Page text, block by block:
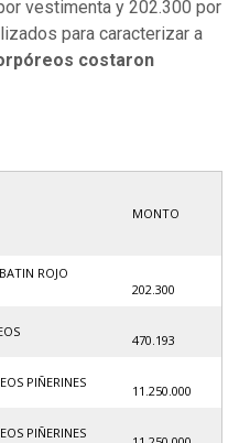
vestimenta y 202.300 por
para caracterizar a
costaron
MONTO
ROJO
202.300
470.193
PIÑERINES
11.250.000
PIÑERINES